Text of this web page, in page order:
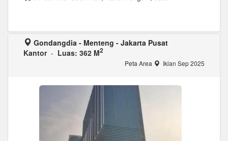
Gondangdia - Menteng - Jakarta Pusat
Kantor- Luas: 362 M2
Peta Area Iklan Sep 2025